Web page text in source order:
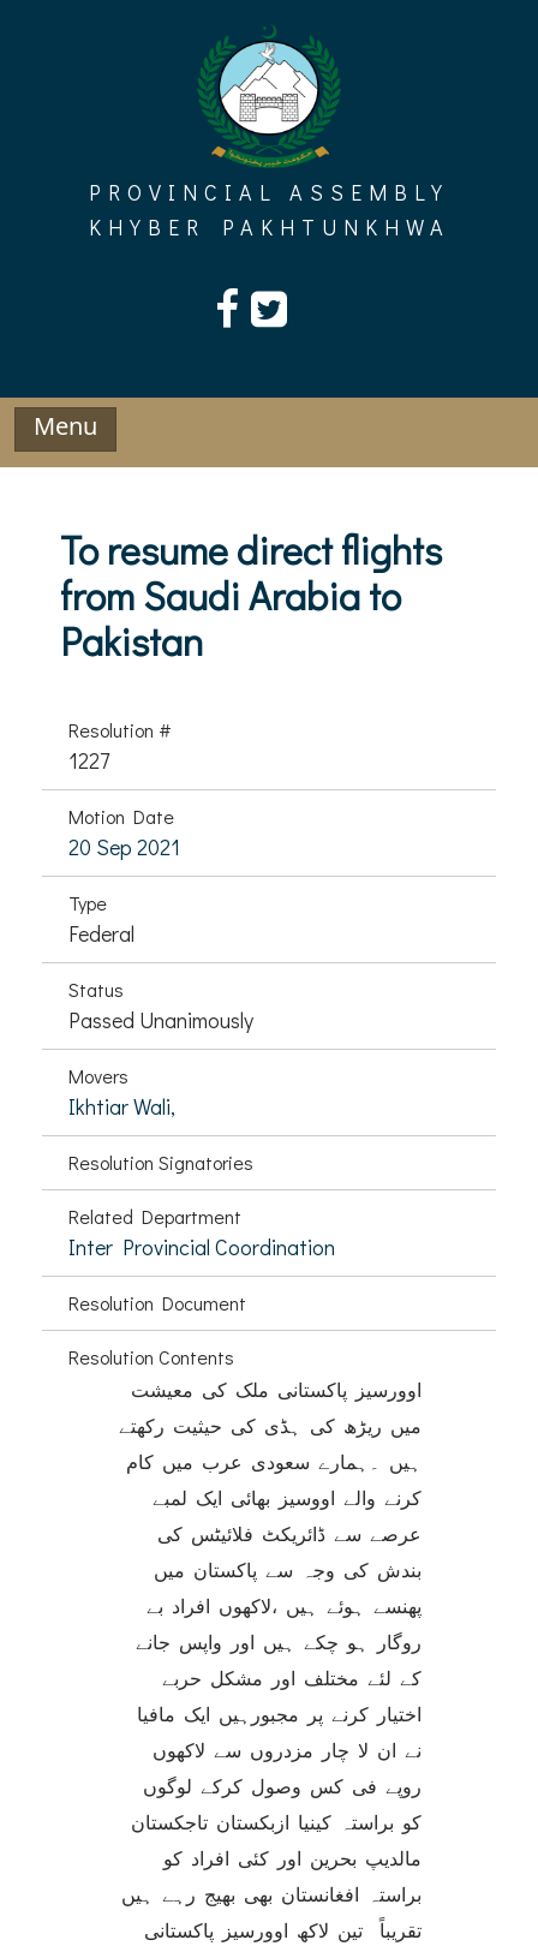
PROVINCIAL ASSEMBLY
KHYBER PAKHTUNKHWA
Menu
To resume direct flights
from Saudi Arabia to
Pakistan
Resolution #
1227
Motion Date
20 Sep 2021
Type
Federal
Status
Passed Unanimously
Movers
Ikhtiar Wali,
Resolution Signatories
Related Department
Inter Provincial Coordination
Resolution Document
Resolution Contents
اوورسیز پاکستانی ملک کی معیشت
میں ریڑھ کی ہڈی کی حیثیت رکھتے
ہیں ۔ہمارے سعودی عرب میں کام
کرنے والے اووسیز بھائی ایک لمبے
عرصے سے ڈائریکٹ فلائیٹس کی
بندش کی وجہ سے پاکستان میں
پھنسے ہوئے ہیں ،لاکھوں افراد بے
روگار ہو چکے ہیں اور واپس جانے
کے لئے مختلف اور مشکل حربے
اختیار کرنے پر مجبورہیں ایک مافیا
نے ان لا چار مزدروں سے لاکھوں
روپے فی کس وصول کرکے لوگوں
کو براستہ کینیا ازبکستان تاجکستان
مالدیپ بحرین اور کئی افراد کو
براستہ افغانستان بھی بھیج رہے ہیں
تقریباً تین لاکھ اوورسیز پاکستانی